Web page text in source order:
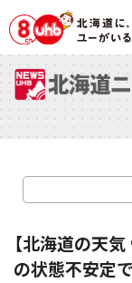
【北海道の天
の状態不安定